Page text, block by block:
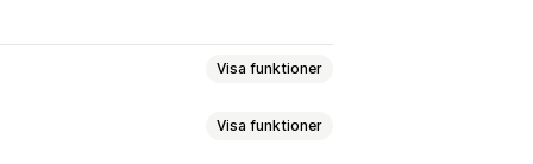
Visa funktioner
Visa funktioner